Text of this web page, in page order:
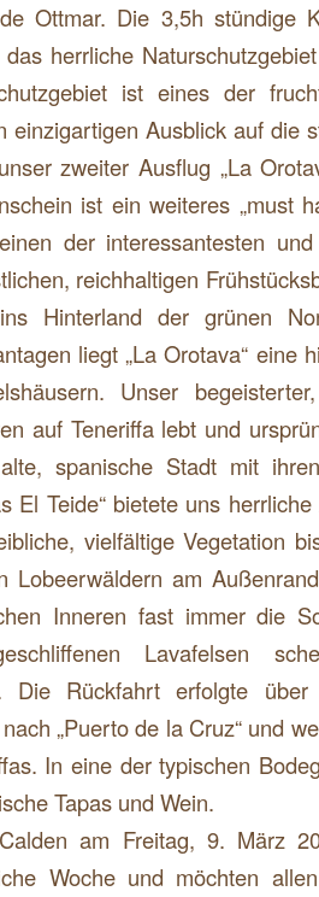
Ottmar. Die 3,5h stündige
herrliche
ist eines der
einzigartigen Ausblick auf die
zweiter Ausflug „La
ist ein weiteres „must
der interessantesten
reichhaltigen
Hinterland der grünen
liegt „La Orotava“ eine
Unser
auf Teneriffa lebt und
spanische Stadt mit
El Teide“ bietete uns
vielfältige Vegetation
Lobeerwäldern am
Inneren fast immer die
Lavafelsen
Die Rückfahrt erfolgte
„Puerto de la Cruz“ und
In eine der typischen
Tapas und Wein.
am Freitag, 9. März
Woche und möchten